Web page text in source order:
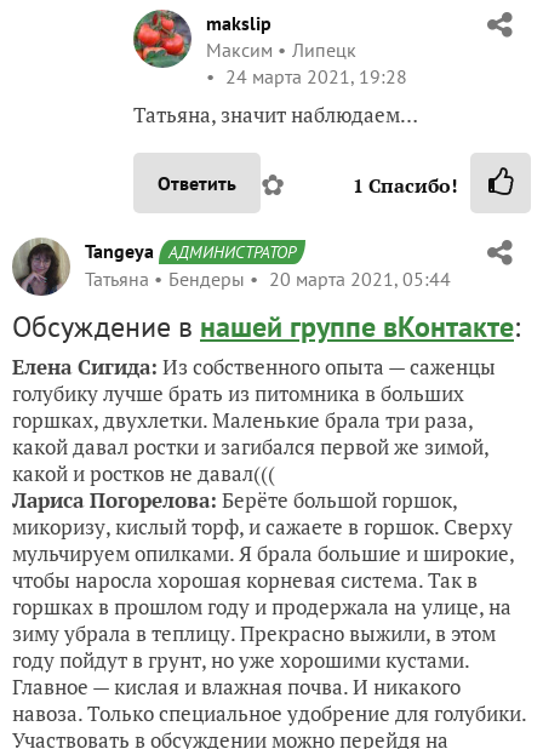
makslip
Максим
Липецк
24 марта 2021, 19:28
Татьяна, значит наблюдаем…
Ответить ✿ 1 Спасибо!
Tangeya АДМИНИСТРАТОР
Татьяна Бендеры 20 марта 2021, 05:44
Обсуждение в нашей группе вКонтакте:
Елена Сигида: Из собственного опыта — саженцы
голубику лучше брать из питомника в больших
горшках, двухлетки. Маленькие брала три раза,
какой давал ростки и загибался первой же зимой,
какой и ростков не давал(((
Лариса Погорелова: Берёте большой горшок,
микоризу, кислый торф, и сажаете в горшок. Сверху
мульчируем опилками. Я брала большие и широкие,
чтобы наросла хорошая корневая система. Так в
горшках в прошлом году и продержала на улице, на
зиму убрала в теплицу. Прекрасно выжили, в этом
году пойдут в грунт, но уже хорошими кустами.
Главное — кислая и влажная почва. И никакого
навоза. Только специальное удобрение для голубики.
Участвовать в обсуждении можно перейдя на